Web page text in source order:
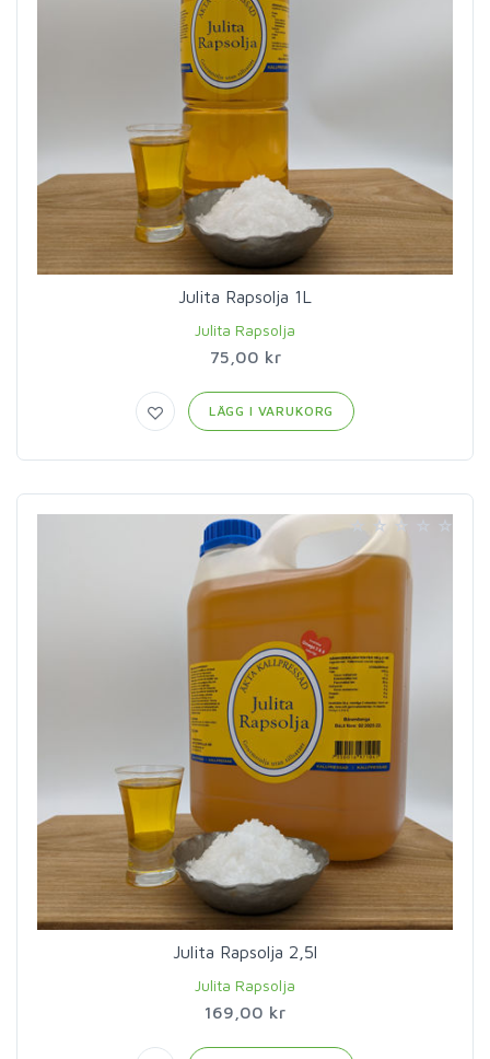
Julita Rapsolja 1L
Julita Rapsolja
75,00 kr
LÄGG I VARUKORG
Julita Rapsolja 2,5l
Julita Rapsolja
169,00 kr